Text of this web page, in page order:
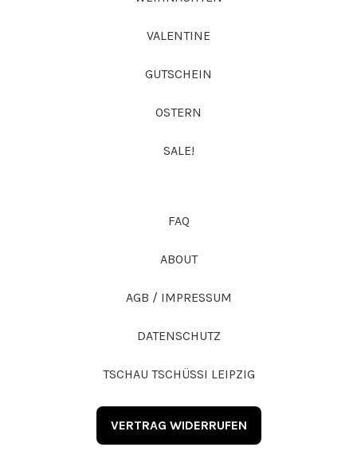
VALENTINE
GUTSCHEIN
OSTERN
SALE!
FAQ
ABOUT
AGB / IMPRESSUM
DATENSCHUTZ
TSCHAU TSCHÜSSI LEIPZIG
VERTRAG WIDERRUFEN